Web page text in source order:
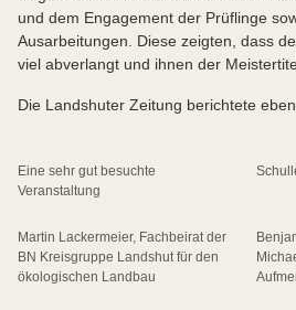
und dem Engagement der Prüflinge
Ausarbeitungen. Diese zeigten, dass
viel abverlangt und ihnen der
Die Landshuter Zeitung berichtete
Eine sehr gut besuchte
Veranstaltung
Martin Lackermeier, Fachbeirat der
BN Kreisgruppe Landshut für den
ökologischen Landbau